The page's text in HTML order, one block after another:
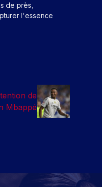
de près,
l'essence
de
Mbappé